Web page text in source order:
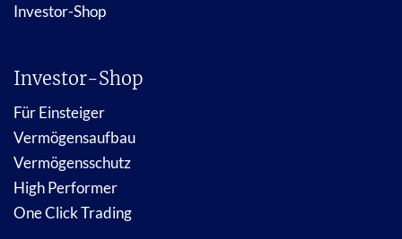
Investor-Shop
Investor-Shop
Für Einsteiger
Vermögensaufbau
Vermögensschutz
High Performer
One Click Trading